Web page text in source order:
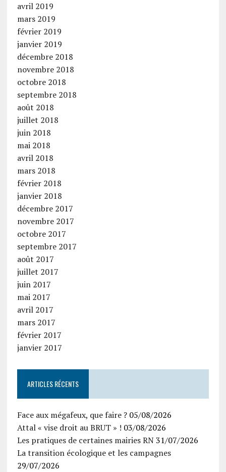
avril 2019
mars 2019
février 2019
janvier 2019
décembre 2018
novembre 2018
octobre 2018
septembre 2018
août 2018
juillet 2018
juin 2018
mai 2018
avril 2018
mars 2018
février 2018
janvier 2018
décembre 2017
novembre 2017
octobre 2017
septembre 2017
août 2017
juillet 2017
juin 2017
mai 2017
avril 2017
mars 2017
février 2017
janvier 2017
ARTICLES RÉCENTS
Face aux mégafeux, que faire ? 05/08/2026
Attal « vise droit au BRUT » ! 03/08/2026
Les pratiques de certaines mairies RN 31/07/2026
La transition écologique et les campagnes
29/07/2026